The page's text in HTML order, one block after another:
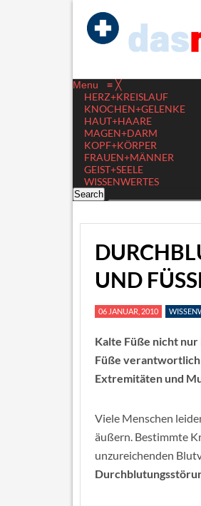
Menu ≡ ╳
HERZ+KREISLAUF
KNOCHEN+GELENKE
HAUT+HAARE
MAGEN+DARM
KOPF+KÖRPER
FRAUEN+MÄNNER
GEIST+SEELE
WISSENWERTES
UND FÜSSE
06 JANUAR, 2010
Kalte Füße nicht
Füße verantwortlich
Extremitäten und
Viele Menschen
äußern. Bestimmte
unzureichenden